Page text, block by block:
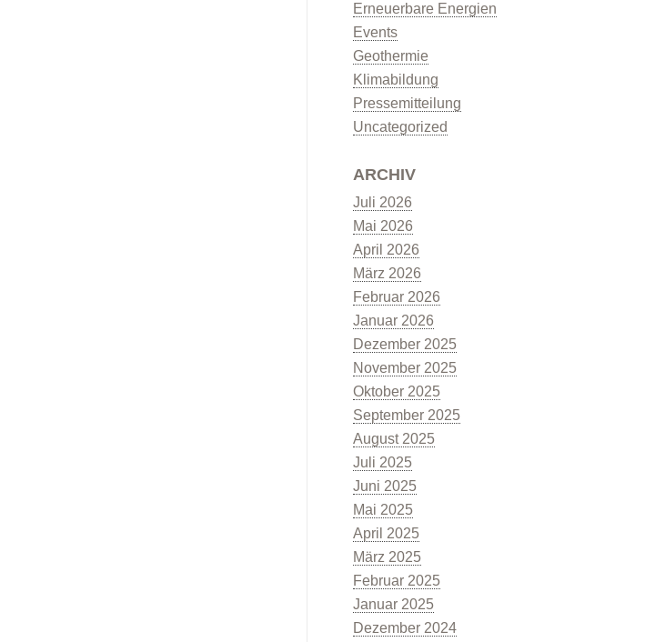
Erneuerbare Energien
Events
Geothermie
Klimabildung
Pressemitteilung
Uncategorized
ARCHIV
Juli 2026
Mai 2026
April 2026
März 2026
Februar 2026
Januar 2026
Dezember 2025
November 2025
Oktober 2025
September 2025
August 2025
Juli 2025
Juni 2025
Mai 2025
April 2025
März 2025
Februar 2025
Januar 2025
Dezember 2024